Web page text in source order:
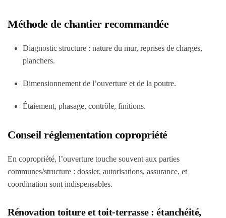
Méthode de chantier recommandée
Diagnostic structure : nature du mur, reprises de charges,
planchers.
Dimensionnement de l’ouverture et de la poutre.
Étaiement, phasage, contrôle, finitions.
Conseil réglementation copropriété
En copropriété, l’ouverture touche souvent aux parties
communes/structure : dossier, autorisations, assurance, et
coordination sont indispensables.
Rénovation toiture et toit-terrasse : étanchéité,